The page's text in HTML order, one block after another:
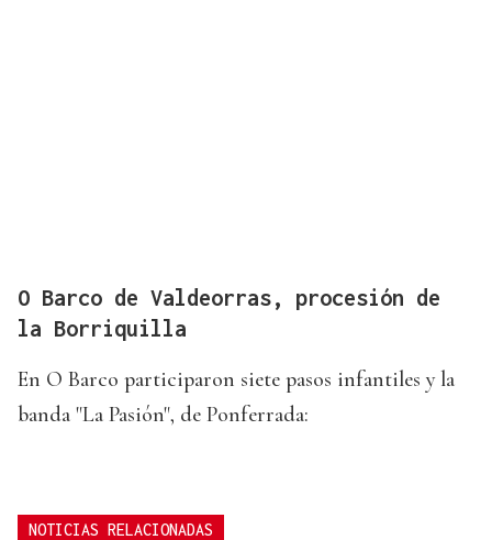
O Barco de Valdeorras, procesión de
la Borriquilla
En O Barco participaron siete pasos infantiles y la
banda "La Pasión", de Ponferrada:
NOTICIAS RELACIONADAS